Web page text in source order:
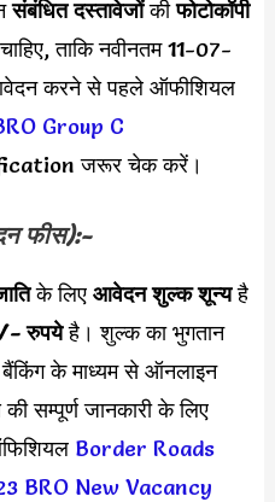
संबंधित दस्तावेजोंकीफोटोकॉपी
ताकि नवीनतम 11-07-
करने से पहले ऑफीशियल
Group C
जरूर चेक करें।
फीस):-
के लिए आवेदन शुल्क शून्यहै
रुपयेहै। शुल्क का भुगतान
के माध्यम से ऑनलाइन
सम्पूर्ण जानकारी के लिए
Border Roads
BRO New Vacancy